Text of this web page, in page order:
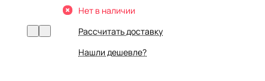
Нет в наличии
Рассчитать доставку
Нашли дешевле?